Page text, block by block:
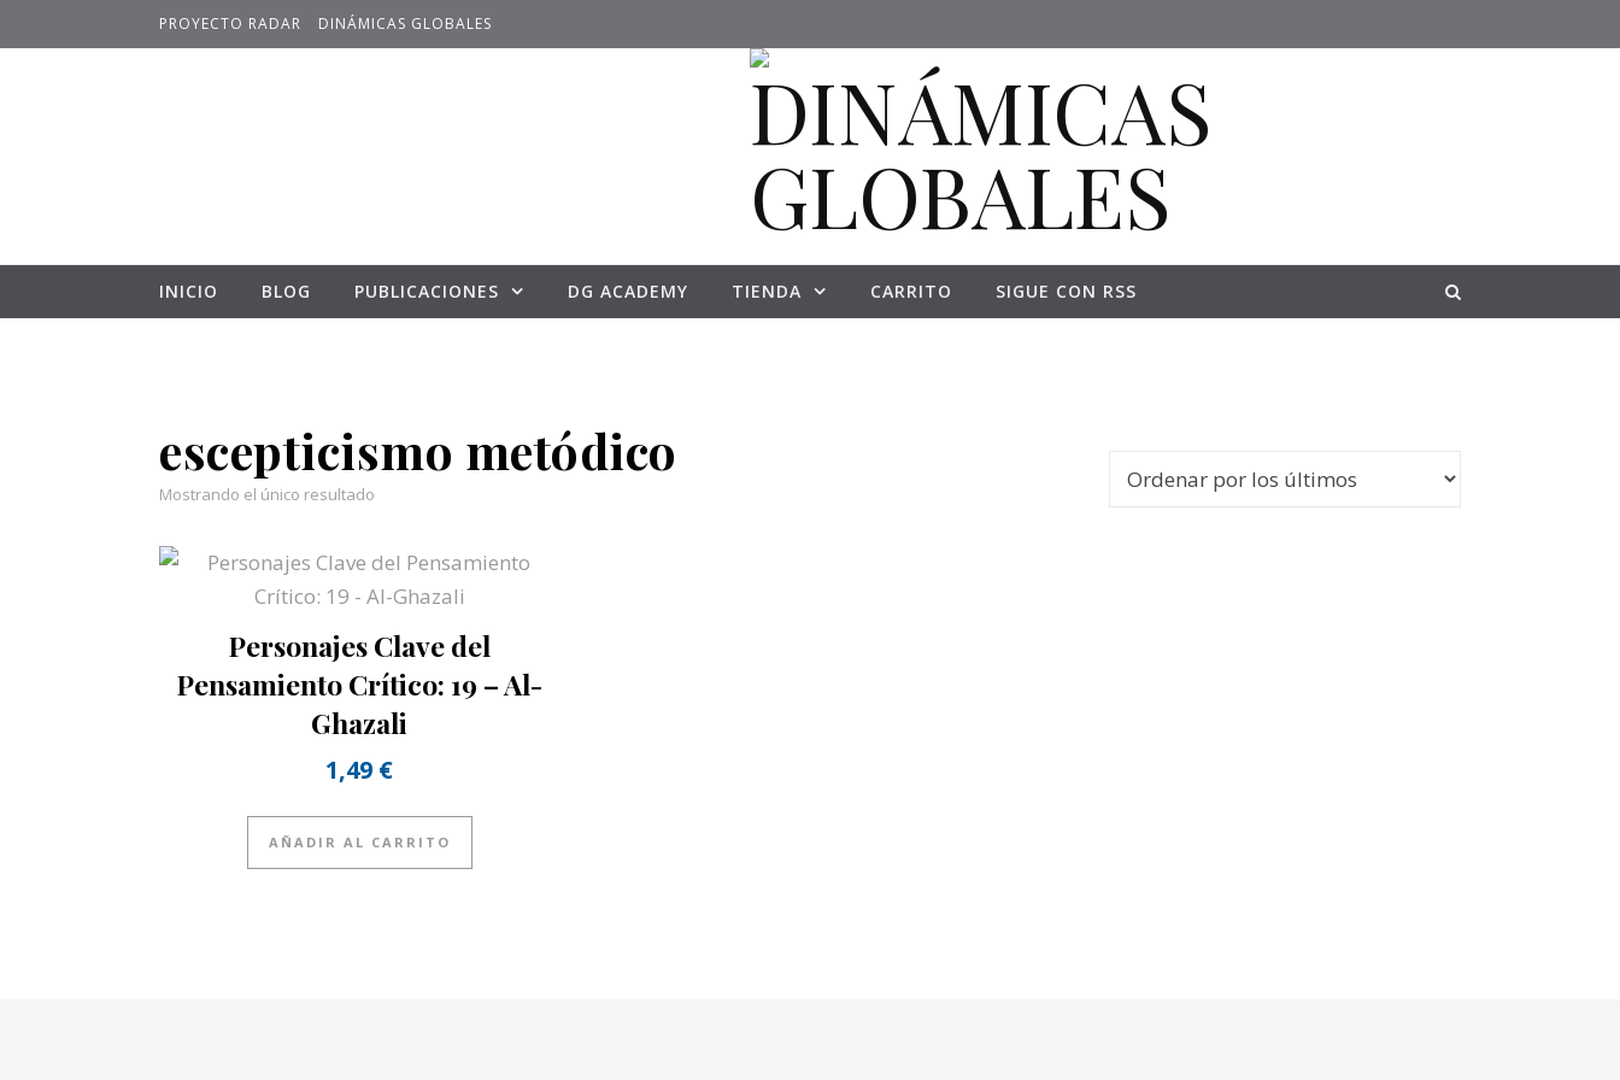
PROYECTO RADAR DINÁMICAS GLOBALES
INICIO BLOG PUBLICACIONES DG ACADEMY TIENDA CARRITO SIGUE CON RSS
escepticismo metódico
Mostrando el único resultado
Personajes Clave del
Pensamiento Crítico: 19 – Al-
Ghazali
1,49 €
AÑADIR AL CARRITO